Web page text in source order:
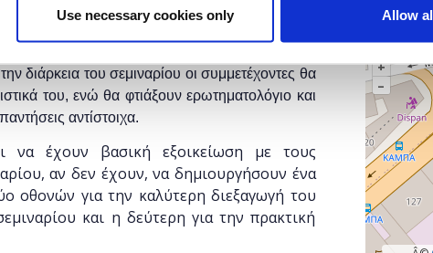
Use necessary cookies only Allow all
και Β/θμιας Εκπαίδευσης (Δημόσιας και
μπορούν να δημιουργήσουν κουίζ και
διάρκεια του σεμιναρίου οι συμμετέχοντες θα
του, ενώ θα φτιάξουν ερωτηματολόγιο και
αντίστοιχα.
να έχουν βασική εξοικείωση με τους
αν δεν έχουν, να δημιουργήσουν ένα
οθονών για την καλύτερη διεξαγωγή του
και η δεύτερη για την πρακτική
+
–